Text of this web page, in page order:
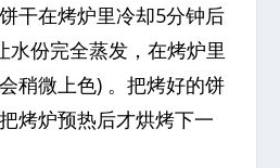
干在烤炉里冷却5分钟后
水份完全蒸发，在烤炉里
稍微上色) 。把烤好的饼
烤炉预热后才烘烤下一